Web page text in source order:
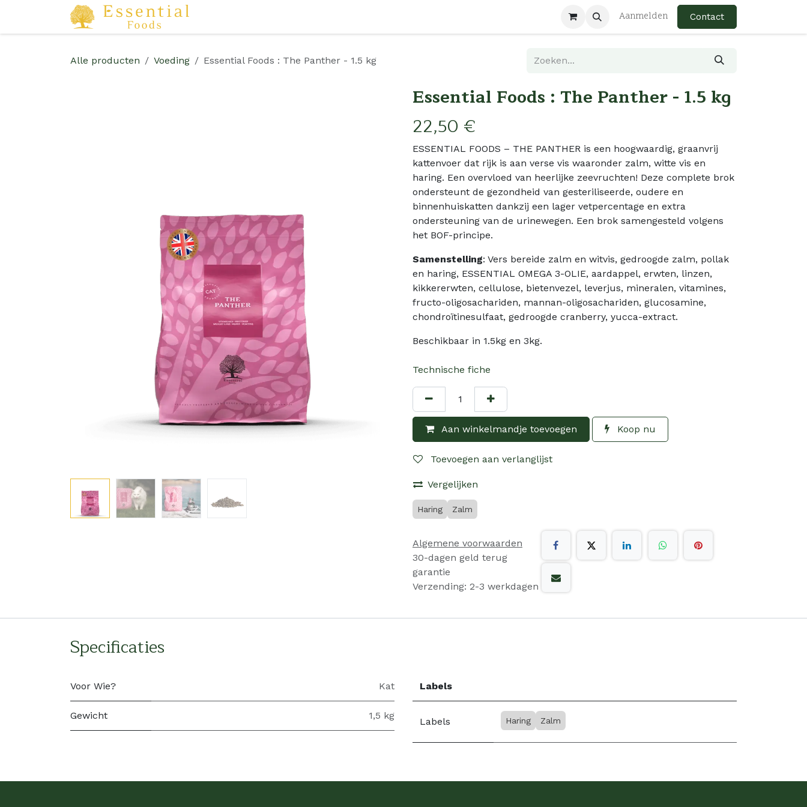
Overslaan naar inhoud
Aanmelden Contact
Alle producten Voeding Essential Foods : The Panther - 1.5 kg
Essential Foods : The Panther - 1.5 kg
22,50 €
ESSENTIAL FOODS – THE PANTHER is een hoogwaardig, graanvrij
kattenvoer dat rijk is aan verse vis waaronder zalm, witte vis en
haring. Een overvloed van heerlijke zeevruchten! Deze complete brok
ondersteunt de gezondheid van gesteriliseerde, oudere en
binnenhuiskatten dankzij een lager vetpercentage en extra
ondersteuning van de urinewegen. Een brok samengesteld volgens
het BOF-principe.
Samenstelling: Vers bereide zalm en witvis, gedroogde zalm, pollak
en haring, ESSENTIAL OMEGA 3-OLIE, aardappel, erwten, linzen,
kikkererwten, cellulose, bietenvezel, leverjus, mineralen, vitamines,
fructo-oligosachariden, mannan-oligosachariden, glucosamine,
chondroïtinesulfaat, gedroogde cranberry, yucca-extract.
Beschikbaar in 1.5kg en 3kg.
Technische fiche
Aan winkelmandje toevoegen Koop nu
Toevoegen aan verlanglijst
Vergelijken
Haring Zalm
Algemene voorwaarden
30-dagen geld terug
garantie
Verzending: 2-3 werkdagen
Specificaties
Voor Wie? Kat
Gewicht 1,5 kg
Labels
Labels Haring Zalm